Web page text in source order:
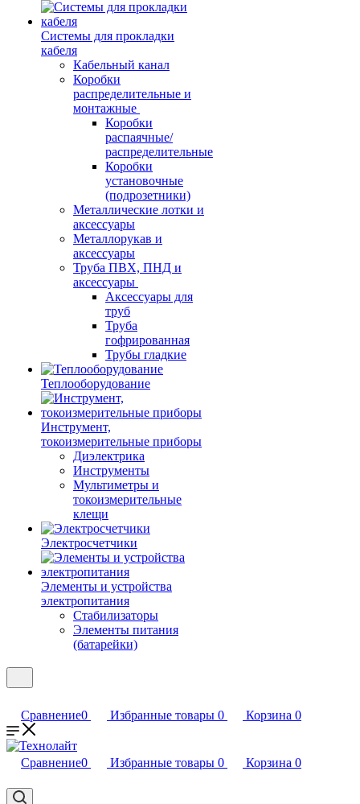
Системы для прокладки
кабеля
Кабельный канал
Коробки
распределительные и
монтажные
Коробки
распаячные/
распределительные
Коробки
установочные
(подрозетники)
Металлические лотки и
аксессуары
Металлорукав и
аксессуары
Труба ПВХ, ПНД и
аксессуары
Аксессуары для
труб
Труба
гофрированная
Трубы гладкие
Теплооборудование
Инструмент,
токоизмерительные приборы
Диэлектрика
Инструменты
Мультиметры и
токоизмерительные
клещи
Электросчетчики
Элементы и устройства
электропитания
Стабилизаторы
Элементы питания
(батарейки)
Сравнение0 Избранные товары 0 Корзина 0
Сравнение0 Избранные товары 0 Корзина 0